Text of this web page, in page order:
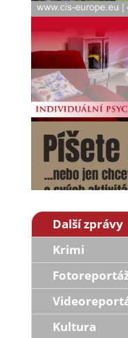
Další zprávy
Krimi
Kultura